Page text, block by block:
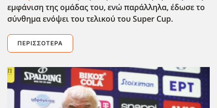
εμφάνιση της ομάδας του, ενώ παράλληλα, έδωσε το
σύνθημα ενόψει του τελικού του Super Cup.
ΠΕΡΙΣΣΌΤΕΡΑ